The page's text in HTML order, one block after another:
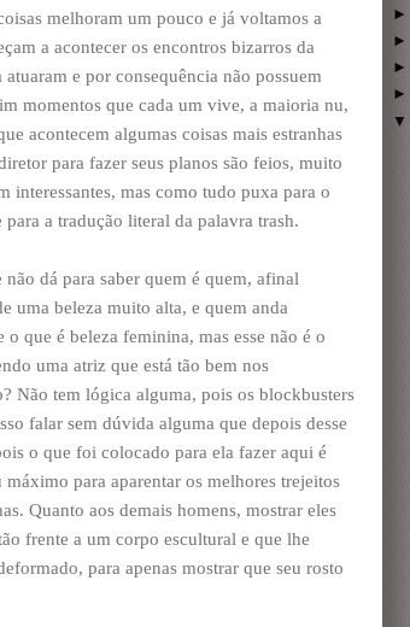
melhoram um pouco e já voltamos a
a acontecer os encontros bizarros da
e por consequência não possuem
momentos que cada um vive, a maioria nu,
acontecem algumas coisas mais estranhas
para fazer seus planos são feios, muito
interessantes, mas como tudo puxa para o
a tradução literal da palavra trash.
dá para saber quem é quem, afinal
uma beleza muito alta, e quem anda
que é beleza feminina, mas esse não é o
uma atriz que está tão bem nos
Não tem lógica alguma, pois os blockbusters
falar sem dúvida alguma que depois desse
o que foi colocado para ela fazer aqui é
para aparentar os melhores trejeitos
Quanto aos demais homens, mostrar eles
frente a um corpo escultural e que lhe
para apenas mostrar que seu rosto
►
►
►
►
▼